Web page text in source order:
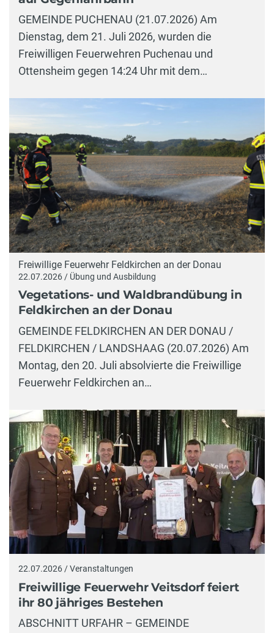
GEMEINDE PUCHENAU (21.07.2026) Am
Dienstag, dem 21. Juli 2026, wurden die
Freiwilligen Feuerwehren Puchenau und
Ottensheim gegen 14:24 Uhr mit dem…
Freiwillige Feuerwehr Feldkirchen an der Donau
22.07.2026 / Übung und Ausbildung
Vegetations- und Waldbrandübung in
Feldkirchen an der Donau
GEMEINDE FELDKIRCHEN AN DER DONAU /
FELDKIRCHEN / LANDSHAAG (20.07.2026) Am
Montag, den 20. Juli absolvierte die Freiwillige
Feuerwehr Feldkirchen an…
22.07.2026 / Veranstaltungen
Freiwillige Feuerwehr Veitsdorf feiert
ihr 80 jähriges Bestehen
ABSCHNITT URFAHR – GEMEINDE